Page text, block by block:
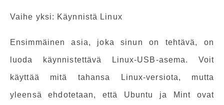
Vaihe yksi: Käynnistä Linux
Ensimmäinen asia, joka sinun on tehtävä, on
luoda käynnistettävä Linux-USB-asema. Voit
käyttää mitä tahansa Linux-versiota, mutta
yleensä ehdotetaan, että Ubuntu ja Mint ovat